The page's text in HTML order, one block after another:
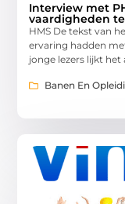
Interview met
vaardigheden
HMS De tekst van
ervaring hadden
jonge lezers lijkt het
Banen En